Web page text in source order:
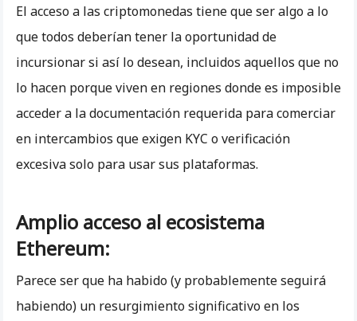
El acceso a las criptomonedas tiene que ser algo a lo
que todos deberían tener la oportunidad de
incursionar si así lo desean, incluidos aquellos que no
lo hacen porque viven en regiones donde es imposible
acceder a la documentación requerida para comerciar
en intercambios que exigen KYC o verificación
excesiva solo para usar sus plataformas.
Amplio acceso al ecosistema
Ethereum:
Parece ser que ha habido (y probablemente seguirá
habiendo) un resurgimiento significativo en los